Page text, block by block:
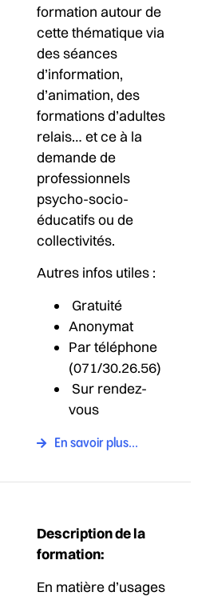
formation autour de
cette thématique via
des séances
d’information,
d’animation, des
formations d’adultes
relais… et ce à la
demande de
professionnels
psycho-socio-
éducatifs ou de
collectivités.
Autres infos utiles :
Gratuité
Anonymat
Par téléphone
(071/30.26.56)
Sur rendez-
vous
En savoir plus...
Description de la
formation:
En matière d’usages